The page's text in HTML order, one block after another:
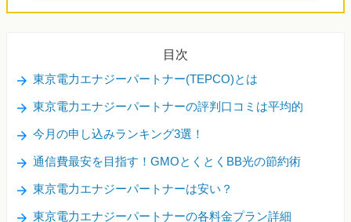
目次
東京電力エナジーパートナー(TEPCO)とは
東京電力エナジーパートナーの評判口コミは平均的
今月の申し込みランキング3選！
通信費最安を目指す！GMOとくとくBB光の節約術
東京電力エナジーパートナーは安い？
東京電力エナジーパートナーの各料金プラン詳細